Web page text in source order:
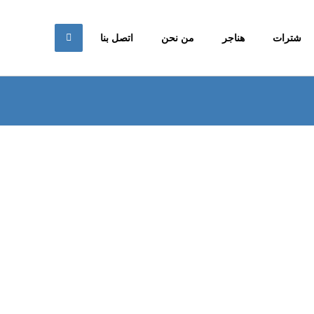
شترات هناجر من نحن اتصل بنا